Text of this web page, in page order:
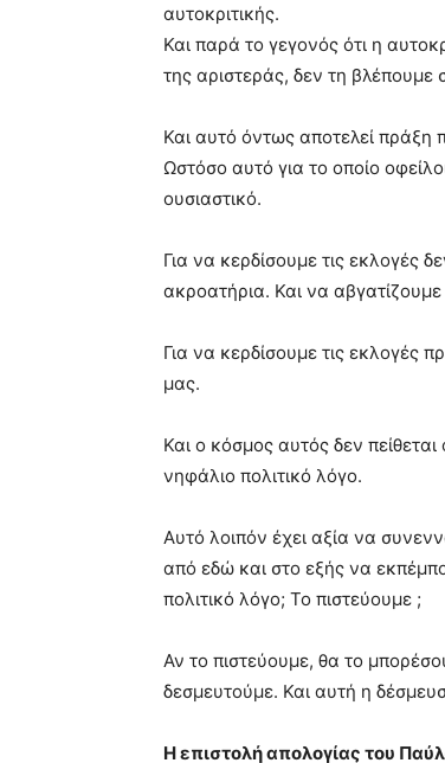
αυτοκριτικής.
Και παρά το γεγονός ότι η
της αριστεράς, δεν τη βλέπουμε
Και αυτό όντως αποτελεί πράξη
Ωστόσο αυτό για το οποίο
ουσιαστικό.
Για να κερδίσουμε τις εκλογές
ακροατήρια. Και να
Για να κερδίσουμε τις εκλογές
μας.
Και ο κόσμος αυτός δεν
νηφάλιο πολιτικό λόγο.
Αυτό λοιπόν έχει αξία να
από εδώ και στο εξής να
πολιτικό λόγο; Το πιστεύουμε ;
Αν το πιστεύουμε, θα το
δεσμευτούμε. Και αυτή η
Η επιστολή απολογίας του